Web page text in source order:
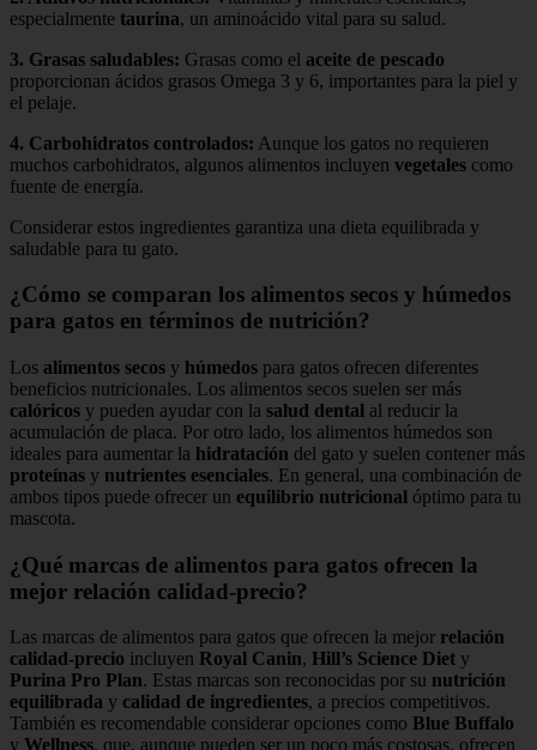
especialmente taurina, un aminoácido vital para su salud.
3. Grasas saludables: Grasas como el aceite de pescado
proporcionan ácidos grasos Omega 3 y 6, importantes para la piel y
el pelaje.
4. Carbohidratos controlados: Aunque los gatos no requieren
muchos carbohidratos, algunos alimentos incluyen vegetales como
fuente de energía.
Considerar estos ingredientes garantiza una dieta equilibrada y
saludable para tu gato.
¿Cómo se comparan los alimentos secos y húmedos
para gatos en términos de nutrición?
Los alimentos secos y húmedos para gatos ofrecen diferentes
beneficios nutricionales. Los alimentos secos suelen ser más
calóricos y pueden ayudar con la salud dental al reducir la
acumulación de placa. Por otro lado, los alimentos húmedos son
ideales para aumentar la hidratación del gato y suelen contener más
proteínas y nutrientes esenciales. En general, una combinación de
ambos tipos puede ofrecer un equilibrio nutricional óptimo para tu
mascota.
¿Qué marcas de alimentos para gatos ofrecen la
mejor relación calidad-precio?
Las marcas de alimentos para gatos que ofrecen la mejor relación
calidad-precio incluyen Royal Canin, Hill’s Science Diet y
Purina Pro Plan. Estas marcas son reconocidas por su nutrición
equilibrada y calidad de ingredientes, a precios competitivos.
También es recomendable considerar opciones como Blue Buffalo
y Wellness, que, aunque pueden ser un poco más costosas, ofrecen